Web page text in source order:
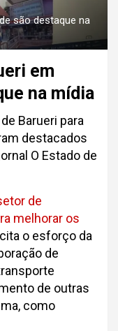
são destaque na
em
na mídia
Barueri para
destacados
O Estado de
de
melhorar os
o esforço da
de
de outras
como